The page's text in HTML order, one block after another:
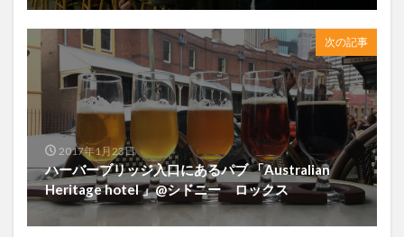
次の記事
2017年1月23日
ハーバーブリッジ入口にあるパブ 「Australian
Heritage hotel 」@シドニー ロックス